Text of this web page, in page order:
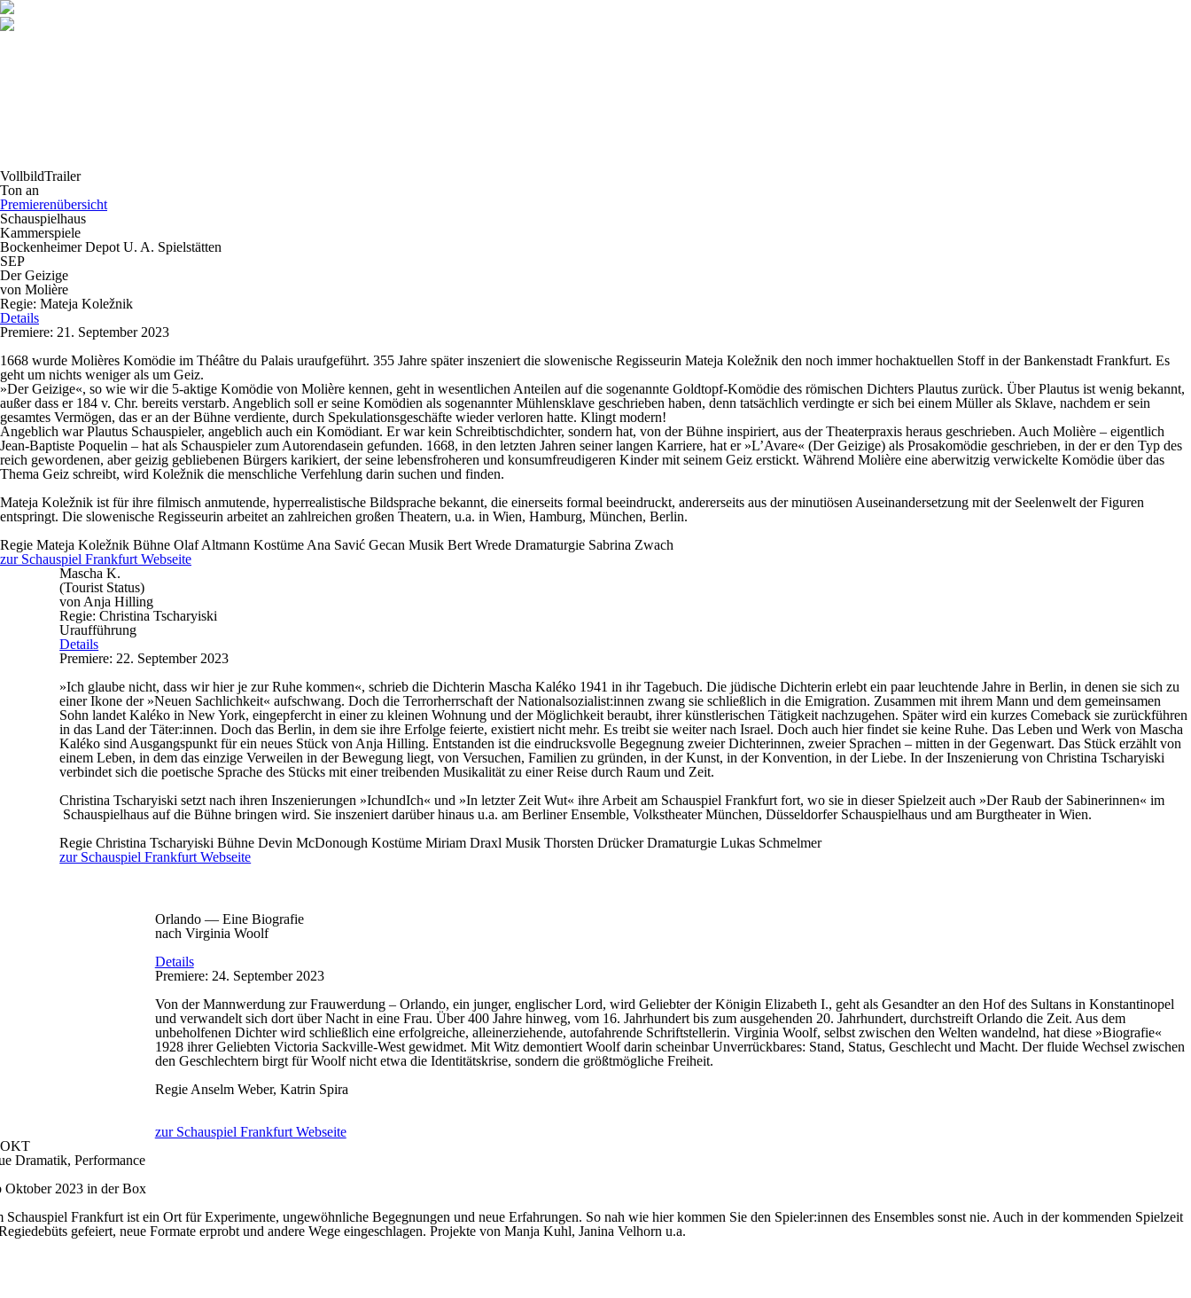
VollbildTrailer
Ton an
Premierenübersicht
Schauspielhaus
Kammerspiele
Bockenheimer Depot U. A. Spielstätten
SEP
Der Geizige
von Molière
Regie: Mateja Koležnik
Details
Premiere: 21. September 2023
1668 wurde Molières Komödie im Théâtre du Palais uraufgeführt. 355 Jahre später inszeniert die slowenische Regisseurin Mateja Koležnik den noch immer hochaktuellen Stoff in der Bankenstadt Frankfurt. Es
geht um nichts weniger als um Geiz.
»Der Geizige«, so wie wir die 5-aktige Komödie von Molière kennen, geht in wesentlichen Anteilen auf die sogenannte Goldtopf-Komödie des römischen Dichters Plautus zurück. Über Plautus ist wenig bekannt,
außer dass er 184 v. Chr. bereits verstarb. Angeblich soll er seine Komödien als sogenannter Mühlensklave geschrieben haben, denn tatsächlich verdingte er sich bei einem Müller als Sklave, nachdem er sein
gesamtes Vermögen, das er an der Bühne verdiente, durch Spekulationsgeschäfte wieder verloren hatte. Klingt modern!
Angeblich war Plautus Schauspieler, angeblich auch ein Komödiant. Er war kein Schreibtischdichter, sondern hat, von der Bühne inspiriert, aus der Theaterpraxis heraus geschrieben. Auch Molière – eigentlich
Jean-Baptiste Poquelin – hat als Schauspieler zum Autorendasein gefunden. 1668, in den letzten Jahren seiner langen Karriere, hat er »L’Avare« (Der Geizige) als Prosakomödie geschrieben, in der er den Typ des
reich gewordenen, aber geizig gebliebenen Bürgers karikiert, der seine lebensfroheren und konsumfreudigeren Kinder mit seinem Geiz erstickt. Während Molière eine aberwitzig verwickelte Komödie über das
Thema Geiz schreibt, wird Koležnik die menschliche Verfehlung darin suchen und finden.
Mateja Koležnik ist für ihre filmisch anmutende, hyperrealistische Bildsprache bekannt, die einerseits formal beeindruckt, andererseits aus der minutiösen Auseinandersetzung mit der Seelenwelt der Figuren
entspringt. Die slowenische Regisseurin arbeitet an zahlreichen großen Theatern, u.a. in Wien, Hamburg, München, Berlin.
Regie Mateja Koležnik Bühne Olaf Altmann Kostüme Ana Savić Gecan Musik Bert Wrede Dramaturgie Sabrina Zwach
zur Schauspiel Frankfurt Webseite
Mascha K.
(Tourist Status)
von Anja Hilling
Regie: Christina Tscharyiski
Uraufführung
Details
Premiere: 22. September 2023
»Ich glaube nicht, dass wir hier je zur Ruhe kommen«, schrieb die Dichterin Mascha Kaléko 1941 in ihr Tagebuch. Die jüdische Dichterin erlebt ein paar leuchtende Jahre in Berlin, in denen sie sich zu
einer Ikone der »Neuen Sachlichkeit« aufschwang. Doch die Terrorherrschaft der Nationalsozialist:innen zwang sie schließlich in die Emigration. Zusammen mit ihrem Mann und dem gemeinsamen
Sohn landet Kaléko in New York, eingepfercht in einer zu kleinen Wohnung und der Möglichkeit beraubt, ihrer künstlerischen Tätigkeit nachzugehen. Später wird ein kurzes Comeback sie zurückführen
in das Land der Täter:innen. Doch das Berlin, in dem sie ihre Erfolge feierte, existiert nicht mehr. Es treibt sie weiter nach Israel. Doch auch hier findet sie keine Ruhe. Das Leben und Werk von Mascha
Kaléko sind Ausgangspunkt für ein neues Stück von Anja Hilling. Entstanden ist die eindrucksvolle Begegnung zweier Dichterinnen, zweier Sprachen – mitten in der Gegenwart. Das Stück erzählt von
einem Leben, in dem das einzige Verweilen in der Bewegung liegt, von Versuchen, Familien zu gründen, in der Kunst, in der Konvention, in der Liebe. In der Inszenierung von Christina Tscharyiski
verbindet sich die poetische Sprache des Stücks mit einer treibenden Musikalität zu einer Reise durch Raum und Zeit.
Christina Tscharyiski setzt nach ihren Inszenierungen »IchundIch« und »In letzter Zeit Wut« ihre Arbeit am Schauspiel Frankfurt fort, wo sie in dieser Spielzeit auch »Der Raub der Sabinerinnen« im
Schauspielhaus auf die Bühne bringen wird. Sie inszeniert darüber hinaus u.a. am Berliner Ensemble, Volkstheater München, Düsseldorfer Schauspielhaus und am Burgtheater in Wien.
Regie Christina TscharyiskiBühne Devin McDonoughKostüme Miriam DraxlMusikThorsten DrückerDramaturgie Lukas Schmelmer
zur Schauspiel Frankfurt Webseite
Orlando — Eine Biografie
nach Virginia Woolf
Details
Premiere: 24. September 2023
Von der Mannwerdung zur Frauwerdung – Orlando, ein junger, englischer Lord, wird Geliebter der Königin Elizabeth I., geht als Gesandter an den Hof des Sultans in Konstantinopel
und verwandelt sich dort über Nacht in eine Frau. Über 400 Jahre hinweg, vom 16. Jahrhundert bis zum ausgehenden 20. Jahrhundert, durchstreift Orlando die Zeit. Aus dem
unbeholfenen Dichter wird schließlich eine erfolgreiche, alleinerziehende, autofahrende Schriftstellerin. Virginia Woolf, selbst zwischen den Welten wandelnd, hat diese »Biografie«
1928 ihrer Geliebten Victoria Sackville-West gewidmet. Mit Witz demontiert Woolf darin scheinbar Unverrückbares: Stand, Status, Geschlecht und Macht. Der fluide Wechsel zwischen
den Geschlechtern birgt für Woolf nicht etwa die Identitätskrise, sondern die größtmögliche Freiheit.
RegieAnselm Weber, Katrin Spira
zur Schauspiel Frankfurt Webseite
OKT
Dramatik, Performance
Oktober 2023 in der Box
Frankfurt ist ein Ort für Experimente, ungewöhnliche Begegnungen und neue Erfahrungen. So nah wie hier kommen Sie den Spieler:innen des Ensembles sonst nie. Auch in der kommenden Spielzeit
gefeiert, neue Formate erprobt und andere Wege eingeschlagen. Projekte von Manja Kuhl, Janina Velhorn u.a.